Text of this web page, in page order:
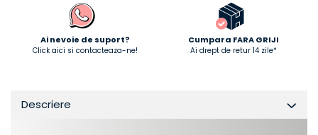
Ai nevoie de suport?
Click aici si contacteaza-ne!
Cumpara FARA GRIJI
Ai drept de retur 14 zile*
Descriere